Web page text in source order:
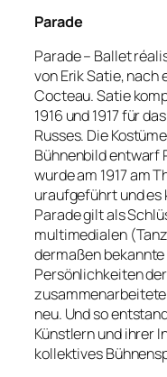
Parade
Parade – Ballet
von Erik Satie, nach
Cocteau. Satie
1916 und 1917 für
Russes. Die
Bühnenbild entwarf
wurde am 1917 am
uraufgeführt und es
Parade gilt als
multimedialen
dermaßen
Persönlichkeiten
neu. Und so
Künstlern und ihrer
kollektives